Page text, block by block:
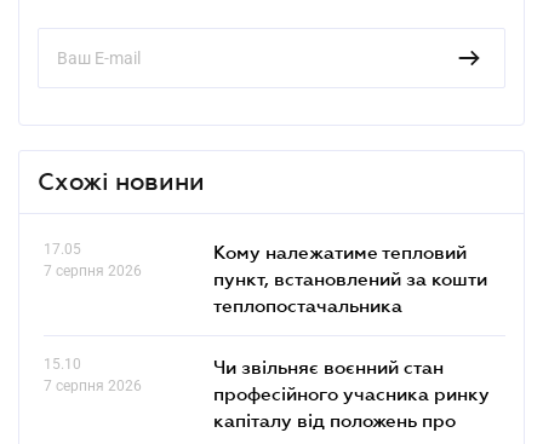
Схожі новини
17.05
7 серпня 2026
Кому належатиме тепловий
пункт, встановлений за кошти
теплопостачальника
15.10
7 серпня 2026
Чи звільняє воєнний стан
професійного учасника ринку
капіталу від положень про